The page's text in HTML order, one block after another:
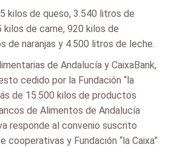
kilos de queso, 3.540 litros de
de carne, 920 kilos de
de naranjas y 4.500 litros de leche.
de Andalucía y CaixaBank,
cedido por la Fundación “la
de 15.500 kilos de productos
de Alimentos de Andalucía
responde al convenio suscrito
cooperativas y Fundación “la Caixa”